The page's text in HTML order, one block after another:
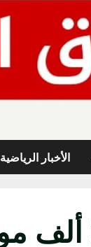
الأخبار الرياضية